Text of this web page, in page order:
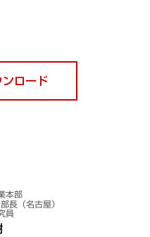
ロード
本部
長（名古屋）
員